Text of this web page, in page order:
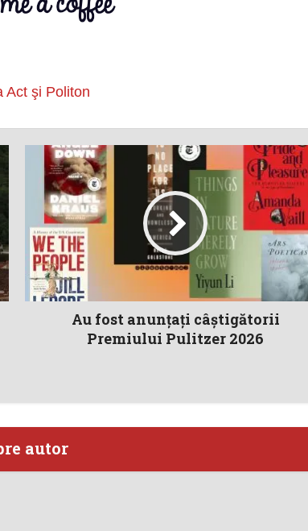
Act şi Politon
Au fost anunţaţi câştigătorii
Premiului Pulitzer 2026
autor